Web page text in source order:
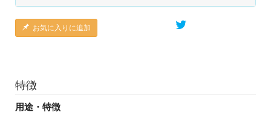
お気に入りに追加
特徴
用途・特徴